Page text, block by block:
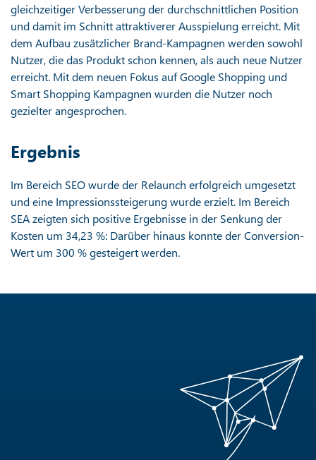
gleichzeitiger Verbesserung der durchschnittlichen Position
und damit im Schnitt attraktiverer Ausspielung erreicht. Mit
dem Aufbau zusätzlicher Brand-Kampagnen werden sowohl
Nutzer, die das Produkt schon kennen, als auch neue Nutzer
erreicht. Mit dem neuen Fokus auf Google Shopping und
Smart Shopping Kampagnen wurden die Nutzer noch
gezielter angesprochen.
Ergebnis
Im Bereich SEO wurde der Relaunch erfolgreich umgesetzt
und eine Impressionssteigerung wurde erzielt. Im Bereich
SEA zeigten sich positive Ergebnisse in der Senkung der
Kosten um 34,23 %: Darüber hinaus konnte der Conversion-
Wert um 300 % gesteigert werden.